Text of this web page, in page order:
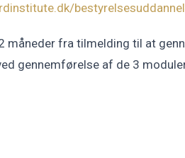
måneder fra tilmelding til at
gennemførelse af de 3